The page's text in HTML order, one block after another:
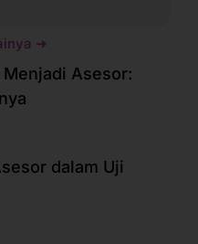
➜
Menjadi Asesor:
dalam Uji